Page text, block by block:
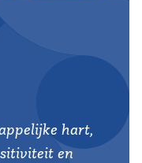
hart,
en